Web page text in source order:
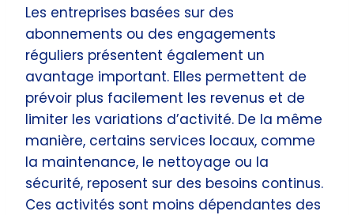
Les entreprises basées sur des
abonnements ou des engagements
réguliers présentent également un
avantage important. Elles permettent de
prévoir plus facilement les revenus et de
limiter les variations d’activité. De la même
manière, certains services locaux, comme
la maintenance, le nettoyage ou la
sécurité, reposent sur des besoins continus.
Ces activités sont moins dépendantes des